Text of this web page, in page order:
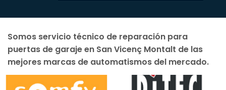
Somos servicio técnico de reparación para
puertas de garaje en San Vicenç Montalt de las
mejores marcas de automatismos del mercado.